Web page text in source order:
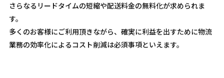
さらなるリードタイムの短縮や配送料金の無料化が求められま
す。
多くのお客様にご利用頂きながら、確実に利益を出すために物流
業務の効率化によるコスト削減は必須事項といえます。